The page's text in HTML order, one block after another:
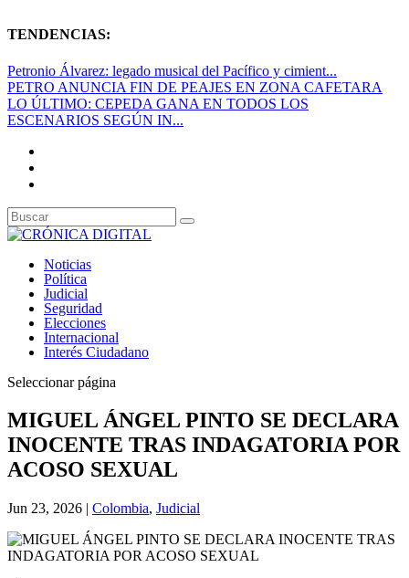
TENDENCIAS:
Petronio Álvarez: legado musical del Pacífico y cimient...
PETRO ANUNCIA FIN DE PEAJES EN ZONA CAFETARA
LO ÚLTIMO: CEPEDA GANA EN TODOS LOS
ESCENARIOS SEGÚN IN...
Noticias
Política
Judicial
Seguridad
Elecciones
Internacional
Interés Ciudadano
Seleccionar página
MIGUEL ÁNGEL PINTO SE DECLARA
INOCENTE TRAS INDAGATORIA POR
ACOSO SEXUAL
Jun 23, 2026 | Colombia, Judicial